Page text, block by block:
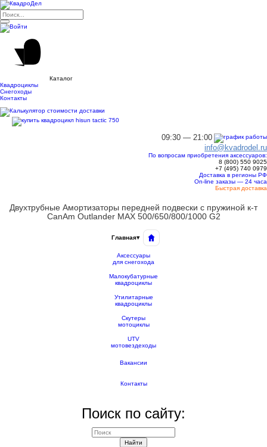
Каталог
Квадроциклы
Снегоходы
Контакты
09:30 — 21:00
info@kvadrodel.ru
По вопросам приобретения аксессуаров:
8 (800) 550 9025
+7 (495) 740 0979
Доставка в регионы РФ
On-line заказы — 24 часа
Быстрая доставка
Двухтрубные Амортизаторы передней подвески с пружиной к-т
CanAm Outlander MAX 500/650/800/1000 G2
Главная▾
Аксессуары
для снегохода
Малокубатурные
квадроциклы
Утилитарные
квадроциклы
Скутеры
мотоциклы
UTV
мотовездеходы
Вакансии
Контакты
Поиск по сайту:
Найти